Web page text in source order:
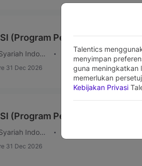
Talentics
menyimpan
guna meningkatkan
memerlukan
Kebijakan Privasi
(Program Pemagangan
PT Bank Syariah Indonesia (Persero) Tbk Magang Intern
31 Dec 2026
(Program Pemagangan
PT Bank Syariah Indonesia (Persero) Tbk
31 Dec 2026